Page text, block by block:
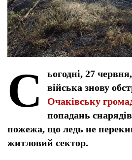
С
ьогодні, 27
війська знову
Очаківську
попадань
пожежа, що ледь не
житловий сектор.